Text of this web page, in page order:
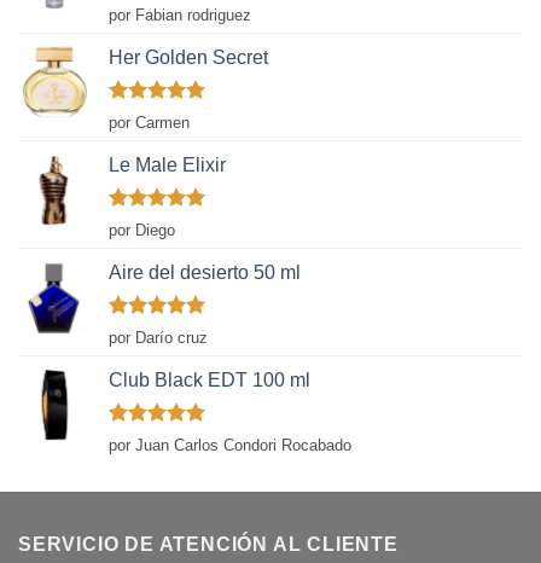
Valorado
con
por Fabian rodriguez
Her Golden Secret
Valorado
con
por Carmen
Le Male Elixir
Valorado
con
de 5
por Diego
Aire del desierto 50 ml
Valorado
con
por Darío cruz
Club Black EDT 100 ml
Valorado
con
por Juan Carlos Condori Rocabado
SERVICIO DE ATENCIÓN AL CLIENTE